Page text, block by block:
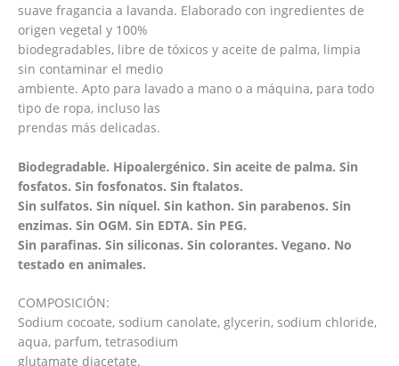
suave fragancia a lavanda. Elaborado con ingredientes de
origen vegetal y 100%
biodegradables, libre de tóxicos y aceite de palma, limpia
sin contaminar el medio
ambiente. Apto para lavado a mano o a máquina, para todo
tipo de ropa, incluso las
prendas más delicadas.
Biodegradable. Hipoalergénico. Sin aceite de palma. Sin
fosfatos. Sin fosfonatos. Sin ftalatos.
Sin sulfatos. Sin níquel. Sin kathon. Sin parabenos. Sin
enzimas. Sin OGM. Sin EDTA. Sin PEG.
Sin parafinas. Sin siliconas. Sin colorantes. Vegano. No
testado en animales.
COMPOSICIÓN:
Sodium cocoate, sodium canolate, glycerin, sodium chloride,
aqua, parfum, tetrasodium
glutamate diacetate.